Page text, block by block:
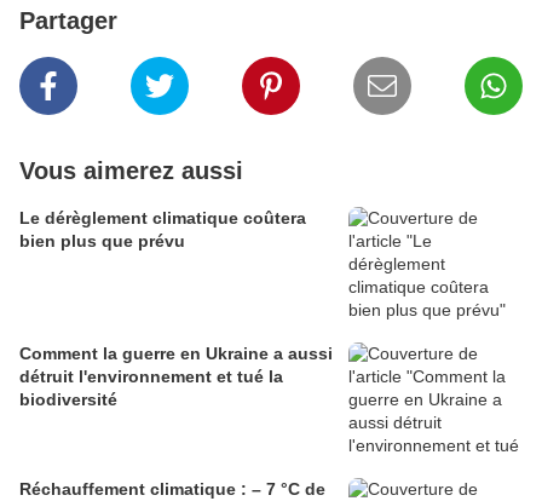
Partager
Vous aimerez aussi
Le dérèglement climatique coûtera
bien plus que prévu
Comment la guerre en Ukraine a aussi
détruit l'environnement et tué la
biodiversité
Réchauffement climatique : – 7 °C de